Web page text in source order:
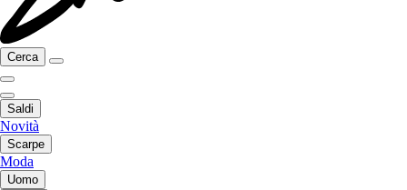
Cerca
Saldi
Novità
Scarpe
Moda
Uomo